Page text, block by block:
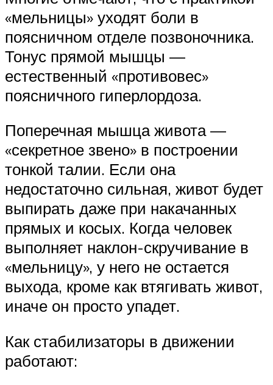
«мельницы» уходят боли в
поясничном отделе позвоночника.
Тонус прямой мышцы —
естественный «противовес»
поясничного гиперлордоза.
Поперечная мышца живота —
«секретное звено» в построении
тонкой талии. Если она
недостаточно сильная, живот будет
выпирать даже при накачанных
прямых и косых. Когда человек
выполняет наклон-скручивание в
«мельницу», у него не остается
выхода, кроме как втягивать живот,
иначе он просто упадет.
Как стабилизаторы в движении
работают: